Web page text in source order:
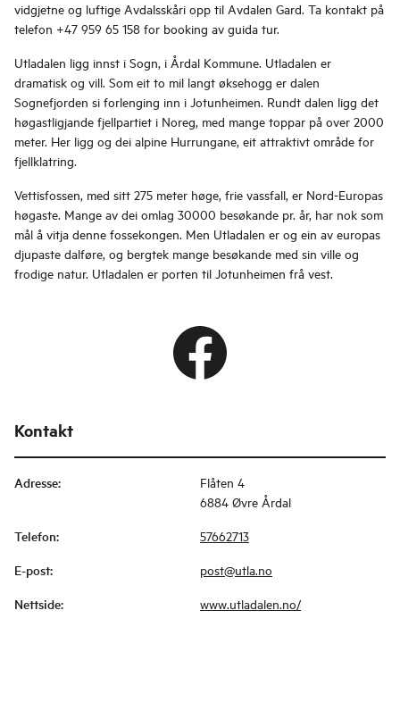
vidgjetne og luftige Avdalsskåri opp til Avdalen Gard. Ta kontakt på
telefon +47 959 65 158 for booking av guida tur.
Utladalen ligg innst i Sogn, i Årdal Kommune. Utladalen er
dramatisk og vill. Som eit to mil langt øksehogg er dalen
Sognefjorden si forlenging inn i Jotunheimen. Rundt dalen ligg det
høgastligjande fjellpartiet i Noreg, med mange toppar på over 2000
meter. Her ligg og dei alpine Hurrungane, eit attraktivt område for
fjellklatring.
Vettisfossen, med sitt 275 meter høge, frie vassfall, er Nord-Europas
høgaste. Mange av dei omlag 30000 besøkande pr. år, har nok som
mål å vitja denne fossekongen. Men Utladalen er og ein av europas
djupaste dalføre, og bergtek mange besøkande med sin ville og
frodige natur. Utladalen er porten til Jotunheimen frå vest.
Kontakt
Adresse:
Flåten 4
6884 Øvre Årdal
Telefon: 57662713
E-post: post@utla.no
Nettside: www.utladalen.no/